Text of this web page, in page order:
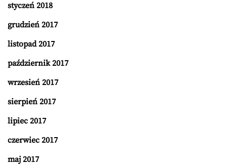
styczeń 2018
grudzień 2017
listopad 2017
październik 2017
wrzesień 2017
sierpień 2017
lipiec 2017
czerwiec 2017
maj 2017